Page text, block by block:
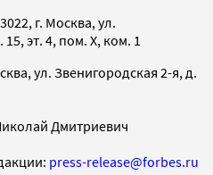
г. Москва, ул.
эт. 4, пом. X, ком. 1
ул. Звенигородская 2-я, д.
Дмитриевич
press-release@forbes.ru